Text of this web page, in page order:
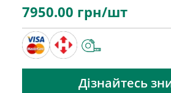
7950.00 грн/шт
Дізнайтесь